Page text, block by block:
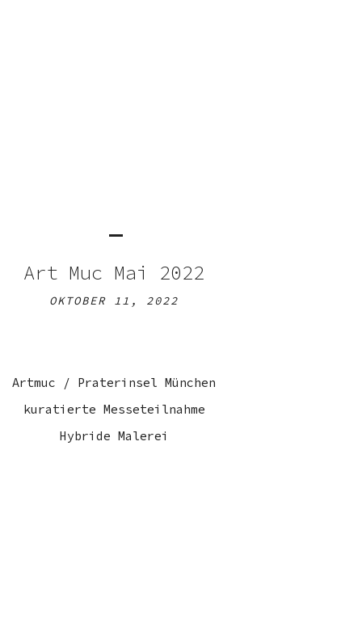
Art Muc Mai 2022
OKTOBER 11, 2022
Artmuc / Praterinsel München
kuratierte Messeteilnahme
Hybride Malerei